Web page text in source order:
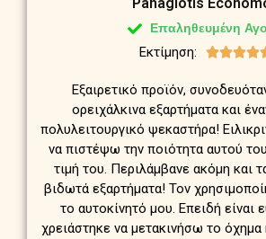
Panagiotis
Επαληθευμένη
Εκτίμηση: 
Εξαιρετικό προϊόν,
ορειχάλκινα εξαρτήματα και
πολυλειτουργικό ψεκαστήρα!
να πιστέψω την ποιότητα αυτού
τιμή του. Περιλάμβανε ακόμη και
βιδωτά εξαρτήματα! Τον
το αυτοκίνητό μου. Επειδή είναι
χρειάστηκε να μετακινήσω το όχημα